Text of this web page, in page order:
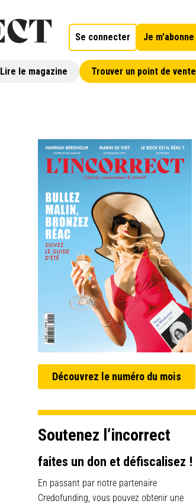
Se connecter Je m'abonne
Lire le magazine Trouver un point de vente
Découvrez le numéro du mois
Soutenez l’incorrect
faites un don et défiscalisez !
En passant par notre partenaire
Credofunding, vous pouvez obtenir une